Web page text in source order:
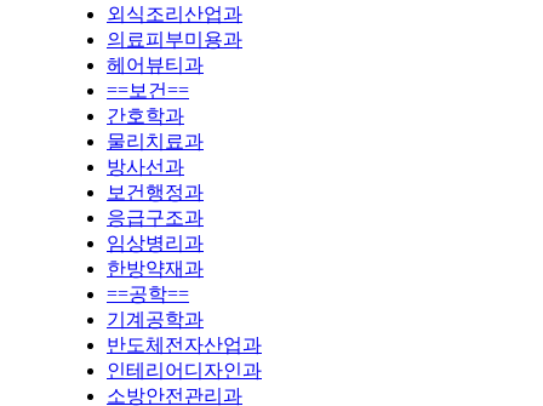
외식조리산업과
의료피부미용과
헤어뷰티과
==보건==
간호학과
물리치료과
방사선과
보건행정과
응급구조과
임상병리과
한방약재과
==공학==
기계공학과
반도체전자산업과
인테리어디자인과
소방안전관리과